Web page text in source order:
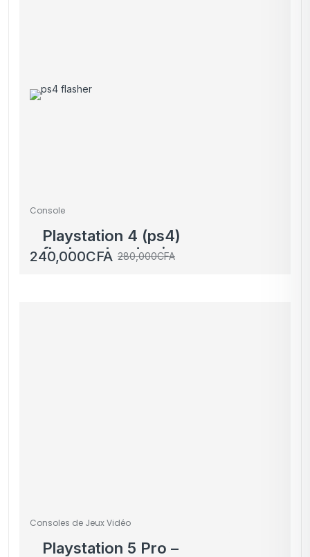
Console
Playstation 4 (ps4)
flasher plus des jeux
offerts
280,000CFA
240,000CFA
Consoles de Jeux Vidéo
Playstation 5 Pro –